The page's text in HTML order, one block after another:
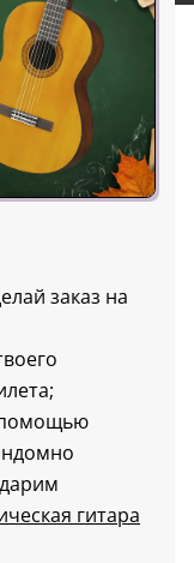
заказ на
помощью
гитара